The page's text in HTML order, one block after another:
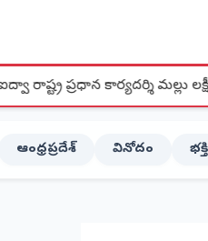
మల్లు లక్ష్మీ ●శ్రీ
ఆంధ్రప్రదేశ్ వినోదం భక్తి